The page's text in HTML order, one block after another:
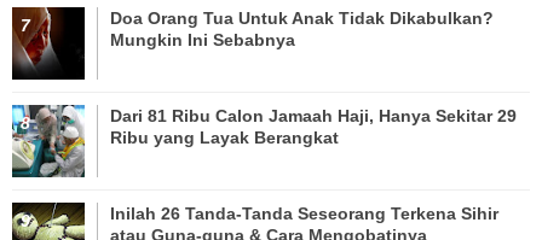
Doa Orang Tua Untuk Anak Tidak Dikabulkan?
Mungkin Ini Sebabnya
Dari 81 Ribu Calon Jamaah Haji, Hanya Sekitar 29
Ribu yang Layak Berangkat
Inilah 26 Tanda-Tanda Seseorang Terkena Sihir
atau Guna-guna & Cara Mengobatinya